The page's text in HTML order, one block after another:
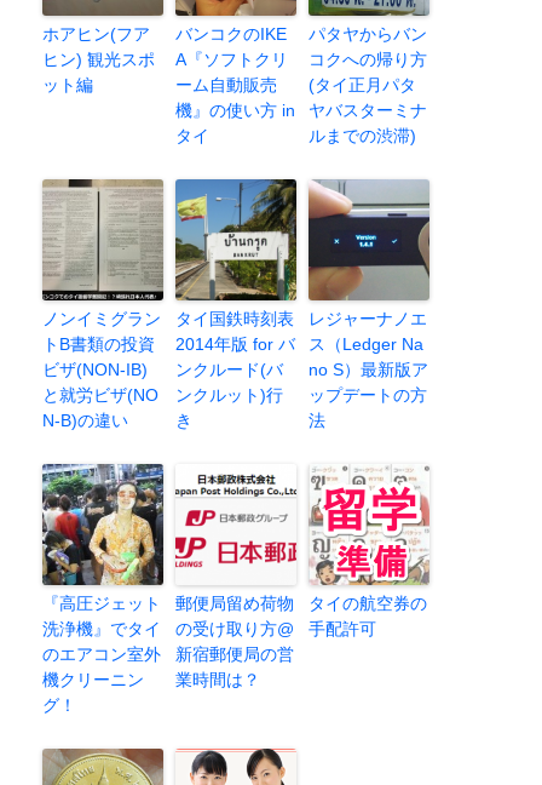
ホアヒン(フア
ヒン) 観光スポ
ット編
バンコクのIKE
A『ソフトクリ
ーム自動販売
機』の使い方 in
タイ
パタヤからバン
コクへの帰り方
(タイ正月パタ
ヤバスターミナ
ルまでの渋滞)
ノンイミグラン
トB書類の投資
ビザ(NON-IB)
と就労ビザ(NO
N-B)の違い
タイ国鉄時刻表
2014年版 for バ
ンクルード(バ
ンクルット)行
き
レジャーナノエ
ス（Ledger Na
no S）最新版ア
ップデートの方
法
『高圧ジェット
洗浄機』でタイ
のエアコン室外
機クリーニン
グ！
郵便局留め荷物
の受け取り方@
新宿郵便局の営
業時間は？
タイの航空券の
手配許可